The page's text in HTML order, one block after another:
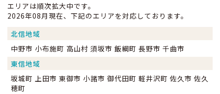
エリアは順次拡大中です。
2026年08月現在、下記のエリアを対応しております。
北信地域
中野市 小布施町 高山村 須坂市 飯綱町 長野市 千曲市
東信地域
坂城町 上田市 東御市 小諸市 御代田町 軽井沢町 佐久市 佐久
穂町